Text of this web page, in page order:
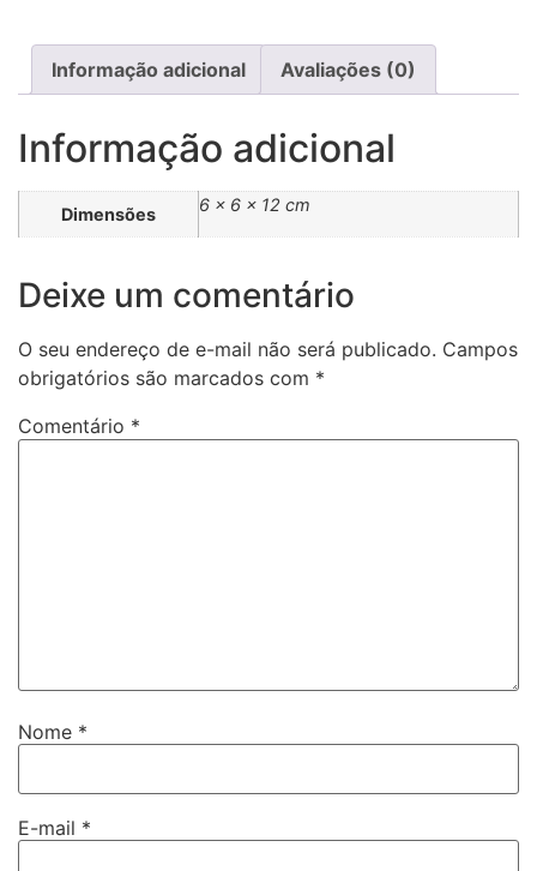
Informação adicional Avaliações (0)
Informação adicional
Dimensões 6 × 6 × 12 cm
Deixe um comentário
O seu endereço de e-mail não será publicado. Campos
obrigatórios são marcados com *
Comentário *
Nome *
E-mail *